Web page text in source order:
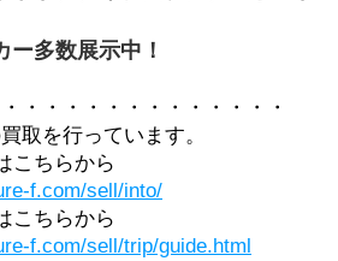
ー多数展示中！
・・・・・・・・・・・・・
取を行っています。
こちらから
f.com/sell/into/
こちらから
f.com/sell/trip/guide.html